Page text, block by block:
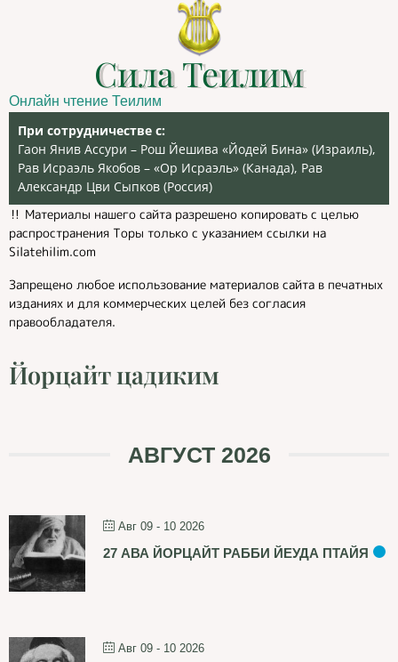
Сила Теилим
Онлайн чтение Теилим
При сотрудничестве с:
Гаон Янив Ассури – Рош Йешива «Йодей Бина» (Израиль),
Рав Исраэль Якобов – «Ор Исраэль» (Канада), Рав
Александр Цви Сыпков (Россия)
‼️ Материалы нашего сайта разрешено копировать с целью
распространения Торы только с указанием ссылки на
Silatehilim.com
Запрещено любое использование материалов сайта в печатных
изданиях и для коммерческих целей без согласия
правообладателя.
Йорцайт цадиким
АВГУСТ 2026
Авг 09 - 10 2026
27 АВА ЙОРЦАЙТ РАББИ ЙЕУДА ПТАЙЯ
Авг 09 - 10 2026